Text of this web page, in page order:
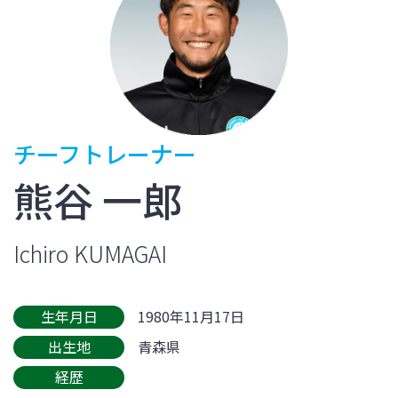
チーフトレーナー
熊谷 一郎
Ichiro KUMAGAI
生年月日
1980年11月17日
出生地
青森県
経歴